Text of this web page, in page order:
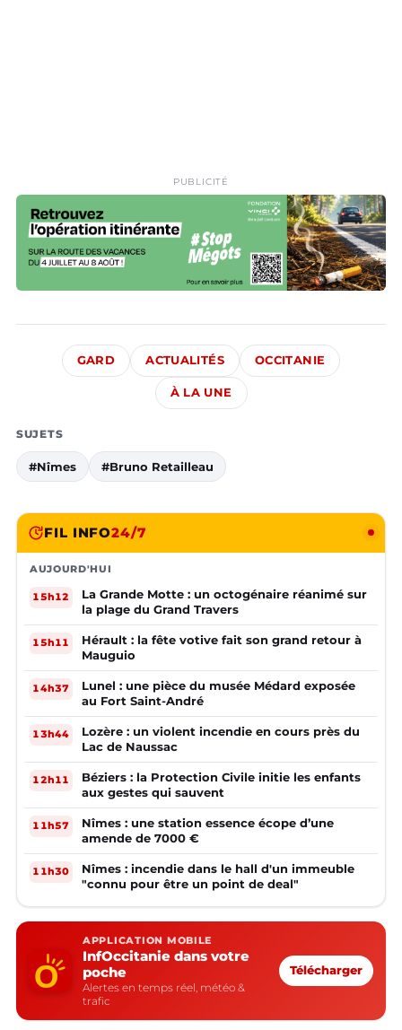
PUBLICITÉ
GARD ACTUALITÉS OCCITANIE
À LA UNE
SUJETS
#Nîmes #Bruno Retailleau
FIL INFO24/7
AUJOURD'HUI
15h12
La Grande Motte : un octogénaire réanimé sur
la plage du Grand Travers
15h11
Hérault : la fête votive fait son grand retour à
Mauguio
14h37
Lunel : une pièce du musée Médard exposée
au Fort Saint-André
13h44
Lozère : un violent incendie en cours près du
Lac de Naussac
12h11
Béziers : la Protection Civile initie les enfants
aux gestes qui sauvent
11h57
Nîmes : une station essence écope d’une
amende de 7000 €
11h30
Nîmes : incendie dans le hall d'un immeuble
"connu pour être un point de deal"
APPLICATION MOBILE
InfOccitanie dans votre
poche
Alertes en temps réel, météo &
trafic
Télécharger